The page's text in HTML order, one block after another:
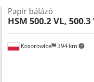
Kosorowice 394 km
Papír bálázó
HSM 500.2 VL, 500.3